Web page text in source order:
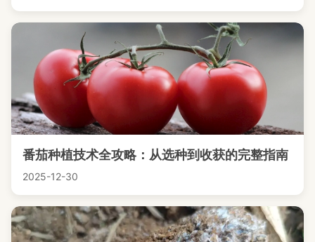
番茄种植技术全攻略：从选种到收获的完整指南
2025-12-30